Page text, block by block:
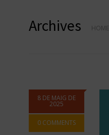
Archives HOME
8 DE MAIG DE
2025
0 COMMENTS